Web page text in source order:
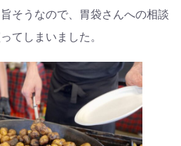
そうなので、胃袋さんへの相談
てしまいました。